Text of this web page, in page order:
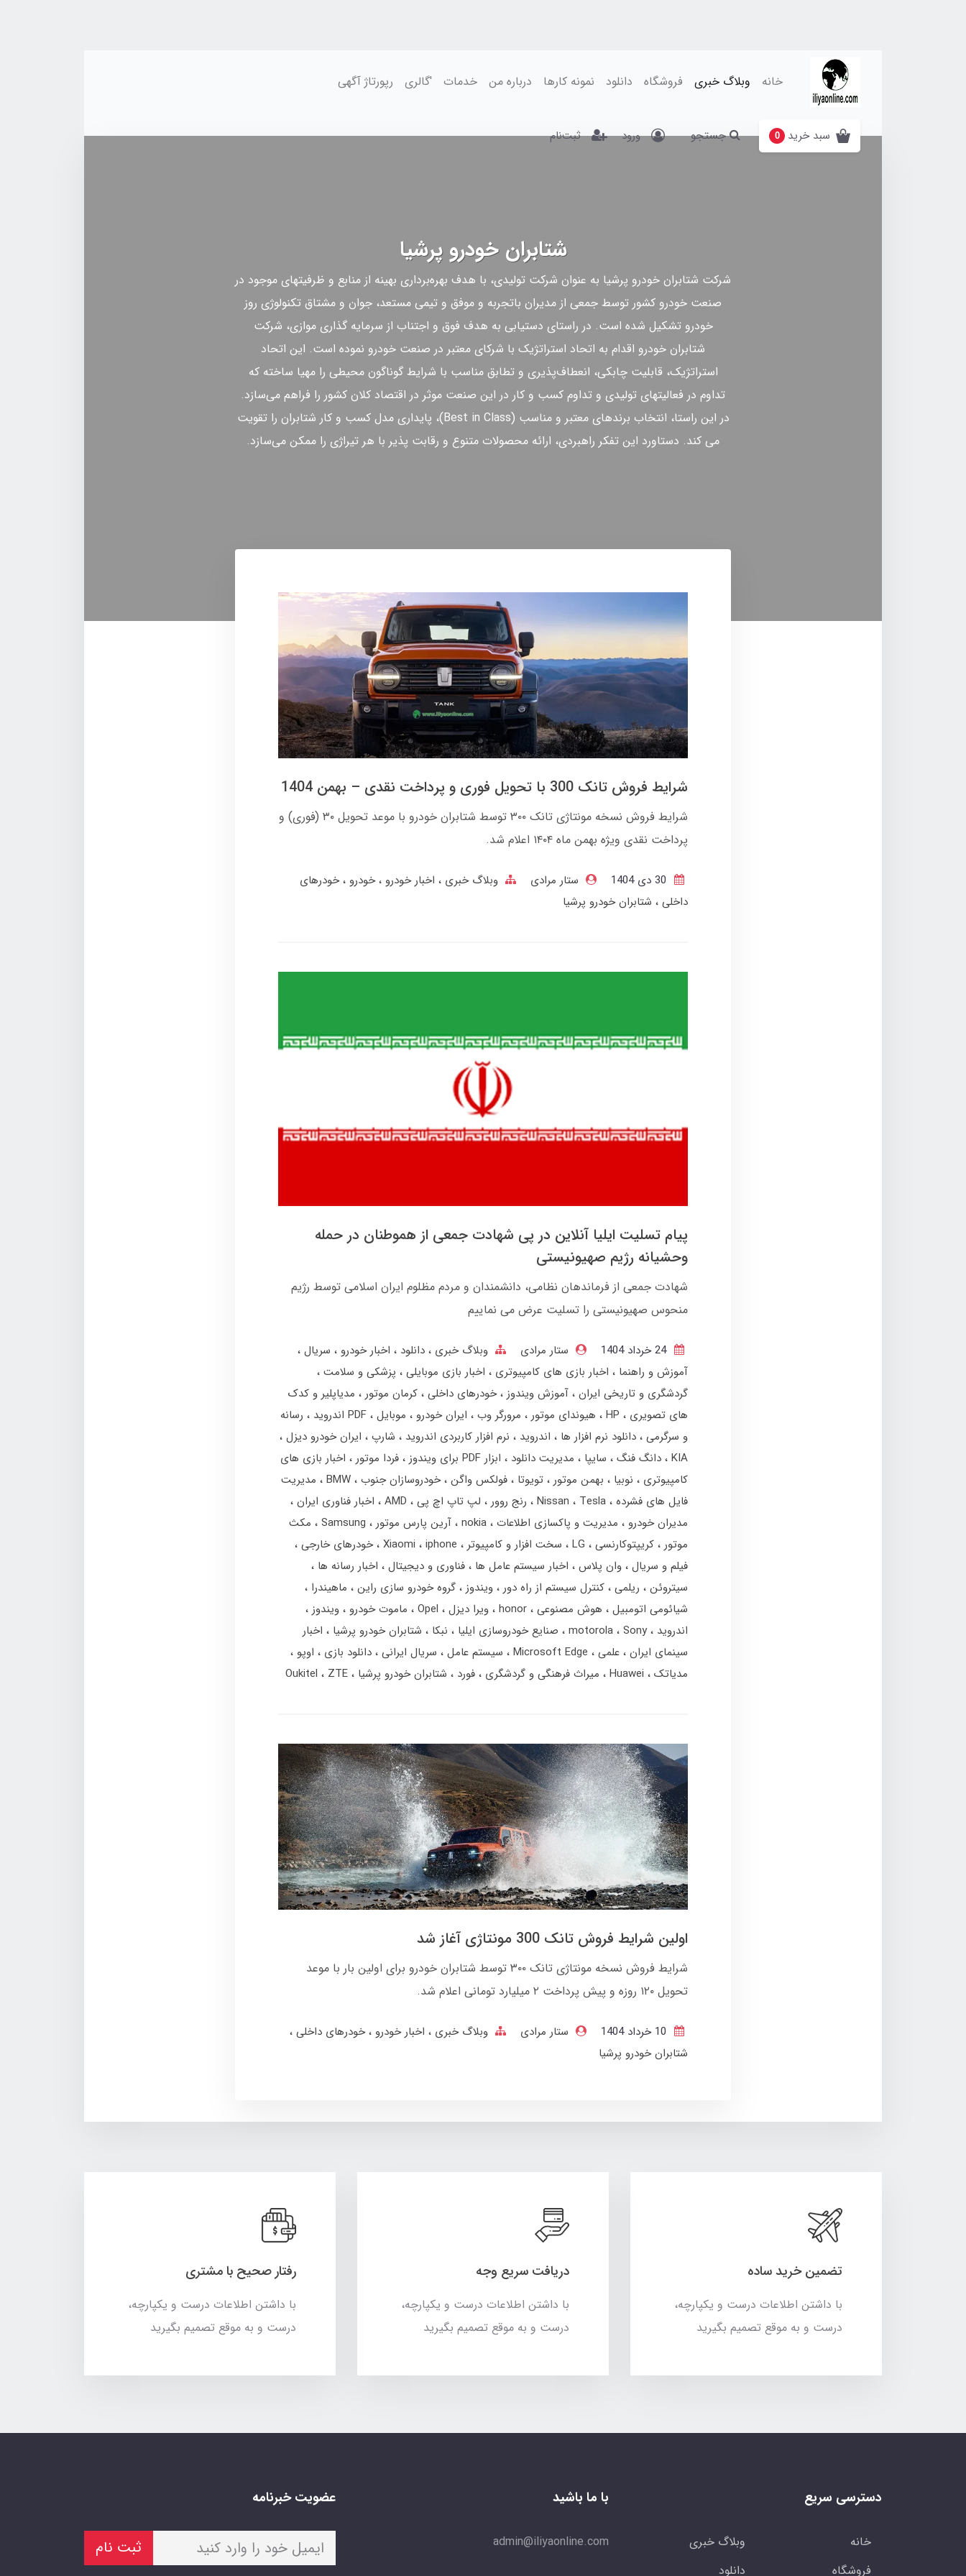
خانه وبلاگ خبری فروشگاه دانلود نمونه کارها درباره من خدمات 'گالری رپورتاژ آگهی
سبد خرید 0 جستجو ورود ثبت‌نام
شتابران خودرو پرشیا
شرکت شتابران خودرو پرشیا به عنوان شرکت تولیدی، با هدف بهره‌برداری بهینه از منابع و ظرفیتهای موجود در
صنعت خودرو کشور توسط جمعی از مدیران باتجربه و موفق و تیمی مستعد، جوان و مشتاق تکنولوژی روز
خودرو تشکیل شده است. در راستای دستیابی به هدف فوق و اجتناب از سرمایه گذاری موازی، شرکت
شتابران خودرو اقدام به اتحاد استراتژیک با شرکای معتبر در صنعت خودرو نموده است. این اتحاد
استراتژیک، قابلیت چابکی، انعطاف‌پذیری و تطابق مناسب با شرایط گوناگون محیطی را مهیا ساخته که
تداوم در فعالیتهای تولیدی و تداوم کسب و کار در این صنعت موثر در اقتصاد کلان کشور را فراهم می‌سازد.
در این راستا، انتخاب برندهای معتبر و مناسب (Best in Class)، پایداری مدل کسب و کار شتابران را تقویت
می کند. دستاورد این تفکر راهبردی، ارائه محصولات متنوع و رقابت پذیر با هر تیراژی را ممکن می‌سازد.
شرایط فروش تانک 300 با تحویل فوری و پرداخت نقدی – بهمن 1404
شرایط فروش نسخه مونتاژی تانک ۳۰۰ توسط شتابران خودرو با موعد تحویل ۳۰ (فوری) و
پرداخت نقدی ویژه بهمن ماه ۱۴۰۴ اعلام شد.
ستار مرادی وبلاگ خبری اخبار خودرو خودرو
خودرهای
داخلی
شتابران خودرو پرشیا
پیام تسلیت ایلیا آنلاین در پی شهادت جمعی از هموطنان در حمله
وحشیانه رژیم صهیونیستی
شهادت جمعی از فرماندهان نظامی، دانشمندان و مردم مظلوم ایران اسلامی توسط رژیم
منحوس صهیونیستی را تسلیت عرض می نماییم
24 خرداد 1404 ستار مرادی وبلاگ خبری دانلود اخبار خودرو
سریال
آموزش و راهنما
اخبار بازی های کامپیوتری اخبار بازی موبایلی
پزشکی و سلامت
گردشگری و تاریخی ایران آموزش ویندوز خودرهای داخلی کرمان موتور
مدیاپلیر و کدک
های تصویری
HP هیوندای موتور مرورگر وب ایران خودرو موبایل PDF اندروید
رسانه
و سرگرمی دانلود نرم افزار ها اندروید نرم افزار کاربردی اندروید شارپ
ایران خودرو دیزل
KIA دانگ فنگ سایپا مدیریت دانلود ابزار PDF برای ویندوز فردا موتور
اخبار بازی های
کامپیوتری
نوبیا بهمن‌ موتور تویوتا فولکس واگن خودروسازان جنوب BMW
مدیریت
فایل های فشرده
Nissan Tesla رنج‌ روور لپ تاپ اچ پی AMD
اخبار فناوری ایران
مدیران خودرو
مدیریت و پاکسازی اطلاعات nokia آرین پارس موتور Samsung
مکث
موتور کریپتوکارنسی LG سخت افزار و کامپیوتر Xiaomi iphone
خودرهای خارجی
فیلم و سریال وان پلاس اخبار سیستم عامل ها فناوری و دیجیتال
اخبار رسانه ها
سیتروئن
ریلمی کنترل سیستم از راه دور ویندوز گروه خودرو سازی راین
ماهیندرا
شیائومی اتومبیل
هوش مصنوعی honor ویرا دیزل Opel ماموت خودرو
ویندوز
اندروید
motorola Sony صنایع خودروسازی ایلیا نبکا شتابران خودرو پرشیا
اخبار
سینمای ایران علمی Microsoft Edge سیستم عامل سریال ایرانی دانلود بازی
اوپو
مدیاتک
Huawei میراث فرهنگی و گردشگری فورد شتابران خودرو پرشیا Oukitel ZTE
اولین شرایط فروش تانک 300 مونتاژی آغاز شد
شرایط فروش نسخه مونتاژی تانک ۳۰۰ توسط شتابران خودرو برای اولین بار با موعد
تحویل ۱۲۰ روزه و پیش پرداخت ۲ میلیارد تومانی اعلام شد.
ستار مرادی وبلاگ خبری اخبار خودرو
خودرهای داخلی
شتابران خودرو پرشیا
تضمین خرید ساده
با داشتن اطلاعات درست و یکپارچه،
درست و به موقع تصمیم بگیرید
دریافت سریع وجه
با داشتن اطلاعات درست و یکپارچه،
درست و به موقع تصمیم بگیرید
رفتار صحیح با مشتری
با داشتن اطلاعات درست و یکپارچه،
درست و به موقع تصمیم بگیرید
دسترسی سریع
خانه
وبلاگ خبری
فروشگاه
دانلود
با ما باشید
admin@iliyaonline.com
عضویت خبرنامه
ثبت نام